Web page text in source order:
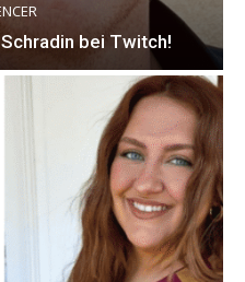
bei Twitch!